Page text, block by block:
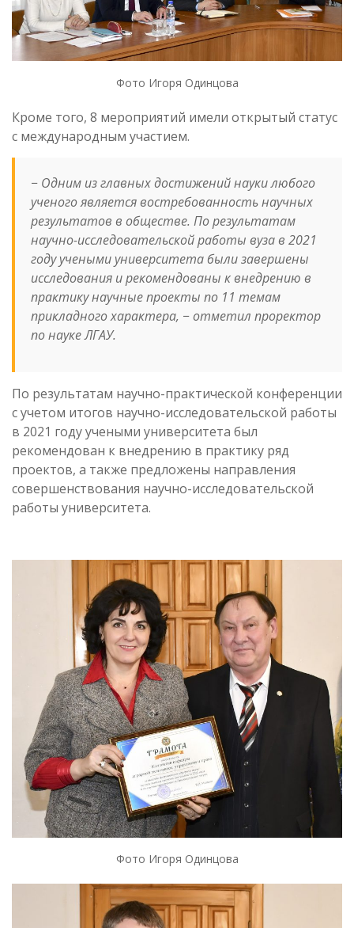
Фото Игоря Одинцова
Кроме того, 8 мероприятий имели открытый статус
с международным участием.
− Одним из главных достижений науки любого
ученого является востребованность научных
результатов в обществе. По результатам
научно-исследовательской работы вуза в 2021
году учеными университета были завершены
исследования и рекомендованы к внедрению в
практику научные проекты по 11 темам
прикладного характера, − отметил проректор
по науке ЛГАУ.
По результатам научно-практической конференции
с учетом итогов научно-исследовательской работы
в 2021 году учеными университета был
рекомендован к внедрению в практику ряд
проектов, а также предложены направления
совершенствования научно-исследовательской
работы университета.
Фото Игоря Одинцова